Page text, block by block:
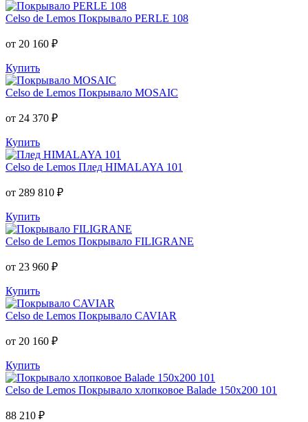
Celso de Lemos Покрывало PERLE 108
от 20 160 ₽
Купить
Celso de Lemos Покрывало MOSAIC
от 24 370 ₽
Купить
Celso de Lemos Плед HIMALAYA 101
от 289 810 ₽
Купить
Celso de Lemos Покрывало FILIGRANE
от 23 960 ₽
Купить
Celso de Lemos Покрывало CAVIAR
от 20 160 ₽
Купить
Celso de Lemos Покрывало хлопковое Balade 150x200 101
88 210 ₽